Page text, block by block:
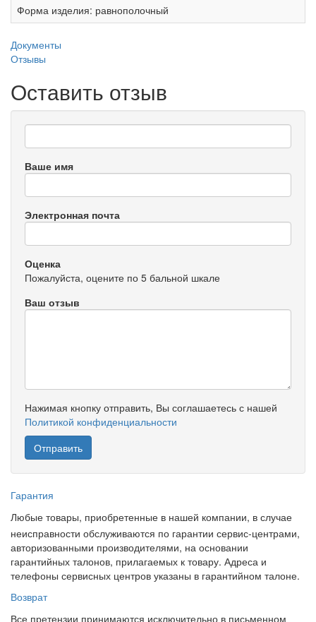
Форма изделия: равнополочный
Документы
Отзывы
Оставить отзыв
Ваше имя
Электронная почта
Оценка
Пожалуйста, оцените по 5 бальной шкале
Ваш отзыв
Нажимая кнопку отправить, Вы соглашаетесь с нашей
Политикой конфиденциальности
Гарантия
Любые товары, приобретенные в нашей компании, в случае
неисправности обслуживаются по гарантии сервис-центрами,
авторизованными производителями, на основании
гарантийных талонов, прилагаемых к товару. Адреса и
телефоны сервисных центров указаны в гарантийном талоне.
Возврат
Все претензии принимаются исключительно в письменном